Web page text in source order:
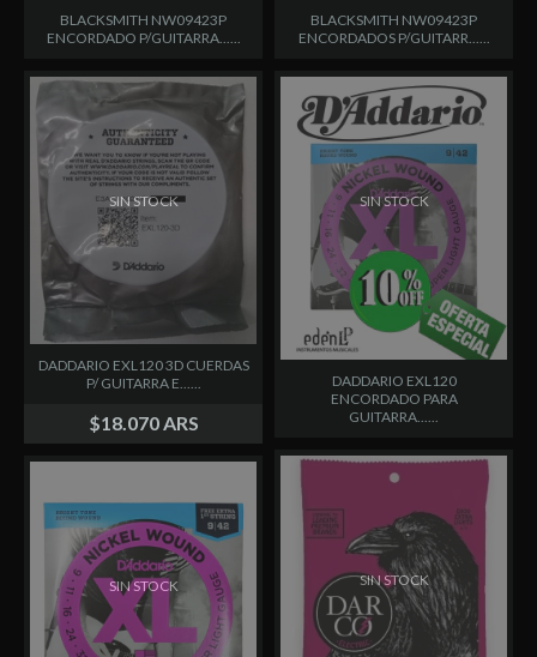
BLACKSMITH NW09423P
ENCORDADO P/GUITARRA......
BLACKSMITH NW09423P
ENCORDADOS P/GUITARR......
SIN STOCK
DADDARIO EXL120 3D CUERDAS
P/ GUITARRA E......
$18.070 ARS
SIN STOCK
DADDARIO EXL120
ENCORDADO PARA
GUITARRA......
SIN STOCK SIN STOCK